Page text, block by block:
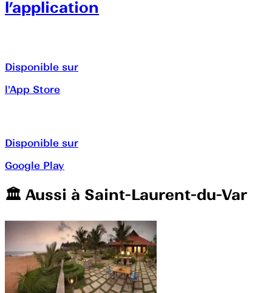
l’application
Disponible sur
l'App Store
Disponible sur
Google Play
🏛️️ Aussi à Saint-Laurent-du-Var